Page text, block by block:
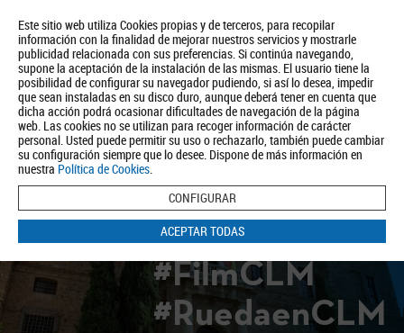
Este sitio web utiliza Cookies propias y de terceros, para recopilar
información con la finalidad de mejorar nuestros servicios y mostrarle
publicidad relacionada con sus preferencias. Si continúa navegando,
supone la aceptación de la instalación de las mismas. El usuario tiene la
posibilidad de configurar su navegador pudiendo, si así lo desea, impedir
que sean instaladas en su disco duro, aunque deberá tener en cuenta que
dicha acción podrá ocasionar dificultades de navegación de la página
web. Las cookies no se utilizan para recoger información de carácter
personal. Usted puede permitir su uso o rechazarlo, también puede cambiar
su configuración siempre que lo desee. Dispone de más información en
nuestra Política de Cookies.
CONFIGURAR
ACEPTAR TODAS
Quiénes somos Turismo Política de Privacidad Aviso Legal
Política de Cookies
BUSCAR
#FilmCLM
#RuedaenCLM